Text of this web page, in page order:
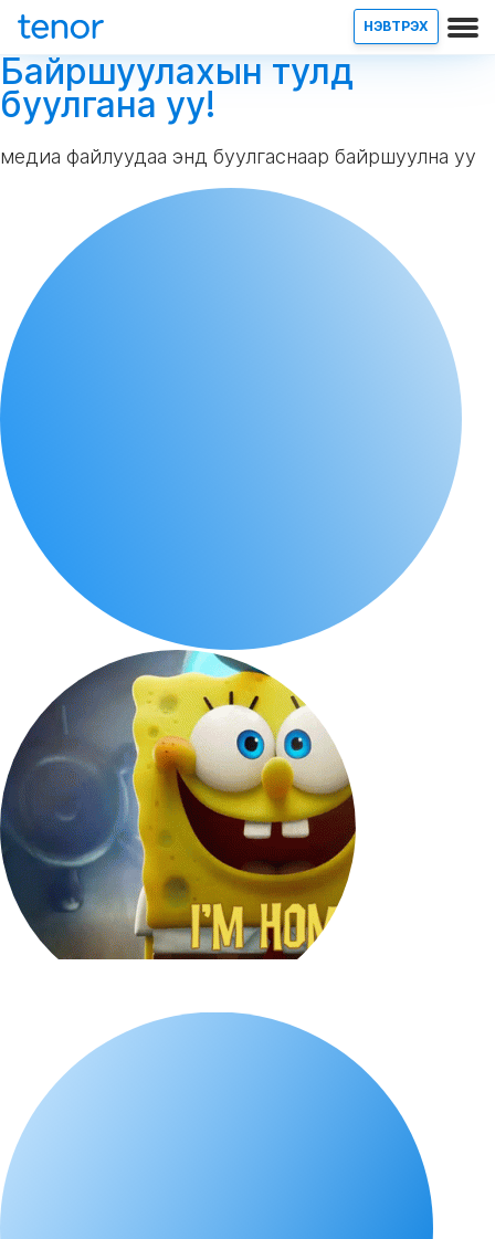
НЭВТРЭХ
Байршуулахын тулд
буулгана уу!
медиа файлуудаа энд буулгаснаар байршуулна уу